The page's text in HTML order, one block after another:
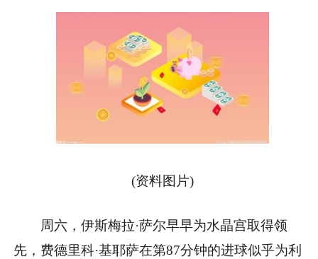
(资料图片)
周六，伊斯梅拉·萨尔早早为水晶宫取得领
先，费德里科·基耶萨在第87分钟的进球似乎为利